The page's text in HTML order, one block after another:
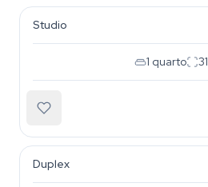
Studio
1 quarto 31
Duplex